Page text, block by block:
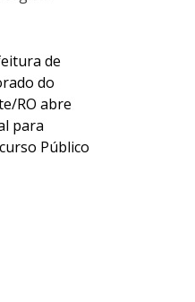
de
do
RO abre
para
Público